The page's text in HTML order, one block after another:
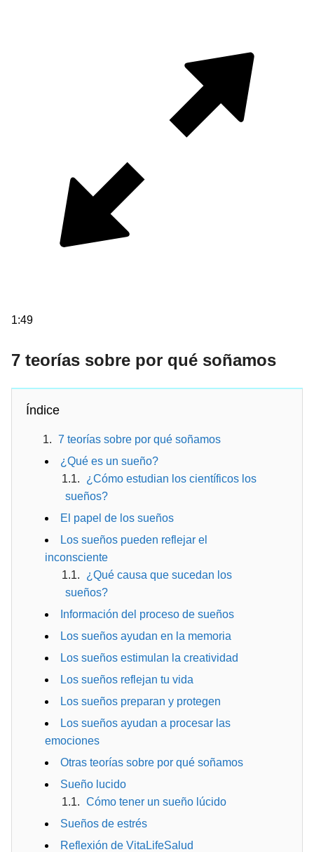
1:49
7 teorías sobre por qué soñamos
Índice
7 teorías sobre por qué soñamos
¿Qué es un sueño?
¿Cómo estudian los científicos los
sueños?
El papel de los sueños
Los sueños pueden reflejar el
inconsciente
¿Qué causa que sucedan los
sueños?
Información del proceso de sueños
Los sueños ayudan en la memoria
Los sueños estimulan la creatividad
Los sueños reflejan tu vida
Los sueños preparan y protegen
Los sueños ayudan a procesar las
emociones
Otras teorías sobre por qué soñamos
Sueño lucido
Cómo tener un sueño lúcido
Sueños de estrés
Reflexión de VitaLifeSalud